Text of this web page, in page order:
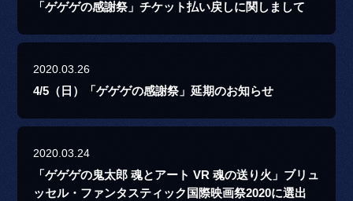
「ゲゲゲの感謝祭」チケット払い戻しに関しまして
2020.03.26
4/5（日）「ゲゲゲの感謝祭」延期のお知らせ
2020.03.24
「ゲゲゲの鬼太郎 魂とアート VR 魂の送り火」ブリュ
ッセル・ファンタスティック国際映画祭2020に選出